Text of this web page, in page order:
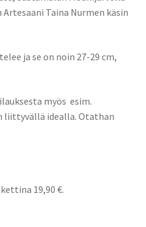
Taina Nurmen käsin
ja se on noin 27-29 cm,
myös esim.
liittyvällä idealla. Otathan
19,90 €.